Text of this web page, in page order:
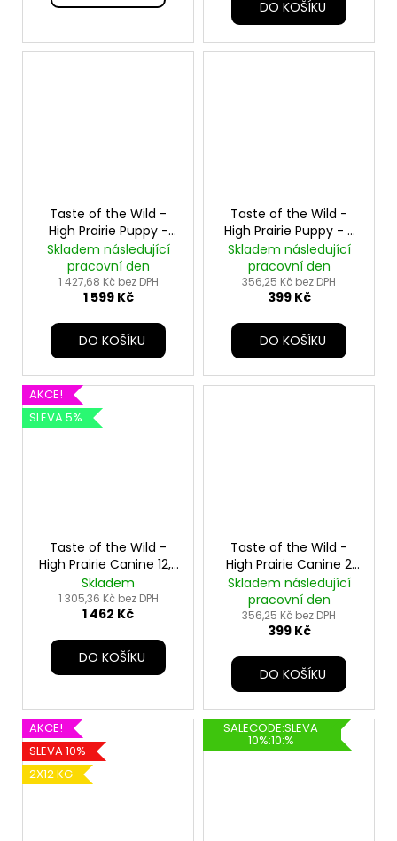
DO KOŠÍKU
Taste of the Wild -
High Prairie Puppy -
12,2 kg
Skladem následující
pracovní den
1 427,68 Kč bez DPH
1 599 Kč
DO KOŠÍKU
Taste of the Wild -
High Prairie Puppy - 2
kg
Skladem následující
pracovní den
356,25 Kč bez DPH
399 Kč
DO KOŠÍKU
AKCE!
SLEVA 5%
Taste of the Wild -
High Prairie Canine 12,2
kg
Skladem
1 305,36 Kč bez DPH
1 462 Kč
DO KOŠÍKU
Taste of the Wild -
High Prairie Canine 2
kg
Skladem následující
pracovní den
356,25 Kč bez DPH
399 Kč
DO KOŠÍKU
AKCE!
SLEVA 10%
2X12 KG
SALECODE:SLEVA
10%:10:%